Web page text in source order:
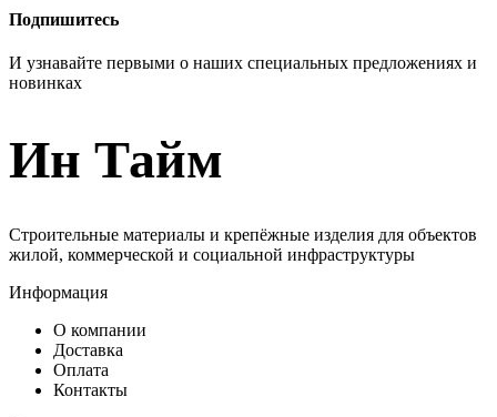
Подпишитесь
И узнавайте первыми о наших специальных предложениях и
новинках
Ин Тайм
Строительные материалы и крепёжные изделия для объектов
жилой, коммерческой и социальной инфраструктуры
Информация
О компании
Доставка
Оплата
Контакты